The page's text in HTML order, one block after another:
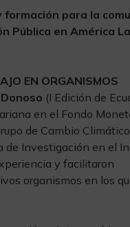
para la
Pública en América
EN ORGANISMOS
(I Edición de
en el Fondo
de Cambio
de Investigación en el
y facilitaron
organismos en los